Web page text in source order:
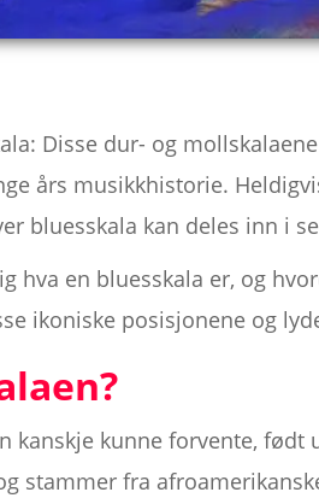
Disse dur- og
års musikkhistorie.
bluesskala kan deles inn i
hva en bluesskala er, og
ikoniske posisjonene og
kanskje kunne forvente,
stammer fra